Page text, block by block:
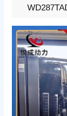
600KW柴油发
增压V型12缸
机质保两年。